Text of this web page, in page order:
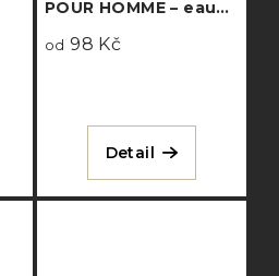
POUR HOMME – eau
od 98 Kč
Detail